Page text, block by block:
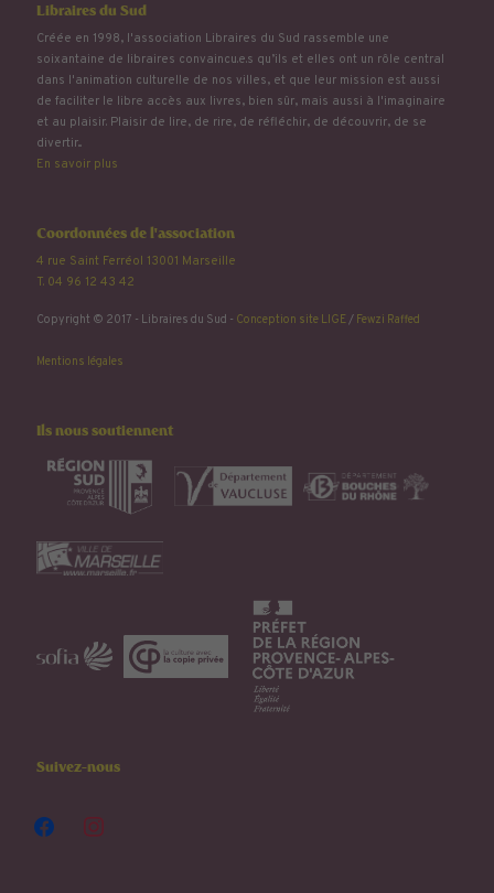
Libraires du Sud
Créée en 1998, l'association Libraires du Sud rassemble une
soixantaine de libraires convaincu.e.s qu’ils et elles ont un rôle central
dans l'animation culturelle de nos villes, et que leur mission est aussi
de faciliter le libre accès aux livres, bien sûr, mais aussi à l'imaginaire
et au plaisir. Plaisir de lire, de rire, de réfléchir, de découvrir, de se
divertir...
En savoir plus
Coordonnées de l'association
4 rue Saint Ferréol 13001 Marseille
T. 04 96 12 43 42
Copyright © 2017 - Libraires du Sud - Conception site LIGE/ Fewzi Raffed
Mentions légales
Ils nous soutiennent
Suivez-nous
facebookinstagram